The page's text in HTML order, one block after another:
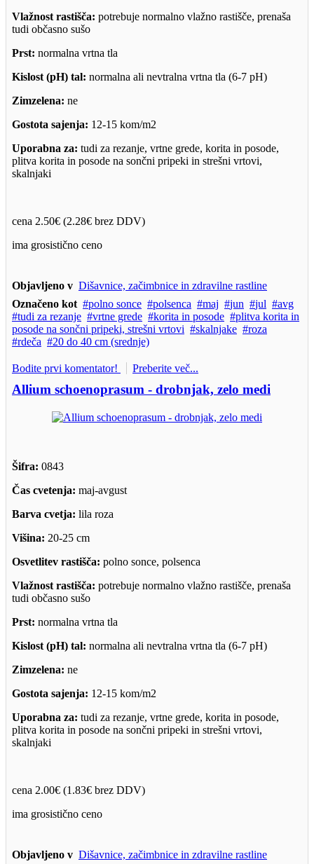
Vlažnost rastišča: potrebuje normalno vlažno rastišče, prenaša
tudi občasno sušo
Prst: normalna vrtna tla
Kislost (pH) tal: normalna ali nevtralna vrtna tla (6-7 pH)
Zimzelena: ne
Gostota sajenja: 12-15 kom/m2
Uporabna za: tudi za rezanje, vrtne grede, korita in posode,
plitva korita in posode na sončni pripeki in strešni vrtovi,
skalnjaki
cena 2.50€ (2.28€ brez DDV)
ima grosistično ceno
Objavljeno v Dišavnice, začimbnice in zdravilne rastline
Označeno kot
polno sonce polsenca maj jun jul
avg
tudi za rezanje
vrtne grede korita in posode
plitva korita in
posode na sončni pripeki, strešni vrtovi
skalnjake
roza
rdeča
20 do 40 cm (srednje)
Bodite prvi komentator! Preberite več...
Allium schoenoprasum - drobnjak, zelo medi
Šifra: 0843
Čas cvetenja: maj-avgust
Barva cvetja: lila roza
Višina: 20-25 cm
Osvetlitev rastišča: polno sonce, polsenca
Vlažnost rastišča: potrebuje normalno vlažno rastišče, prenaša
tudi občasno sušo
Prst: normalna vrtna tla
Kislost (pH) tal: normalna ali nevtralna vrtna tla (6-7 pH)
Zimzelena: ne
Gostota sajenja: 12-15 kom/m2
Uporabna za: tudi za rezanje, vrtne grede, korita in posode,
plitva korita in posode na sončni pripeki in strešni vrtovi,
skalnjaki
cena 2.00€ (1.83€ brez DDV)
ima grosistično ceno
Objavljeno v Dišavnice, začimbnice in zdravilne rastline